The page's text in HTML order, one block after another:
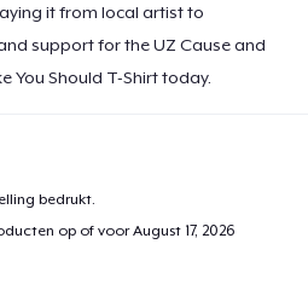
it from local artist to
support for the UZ Cause and
You Should T-Shirt today.
bedrukt.
op of voorAugust 17, 2026